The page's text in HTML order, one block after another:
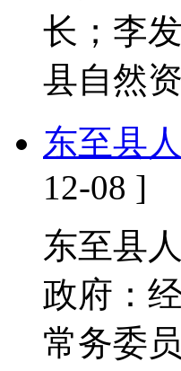
长；李
县自然
东至县
12-08 ]
东至县
政府：
常务委